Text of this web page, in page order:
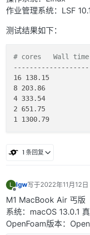
作业管理系统：LSF
测试结果如下：
# cores   Wall
16 138.15
8 203.86
4 333.54
2 651.75
1 条回复
L
离线
lgw写于2022年11月12
最后由 编辑
M1 MacBook Air 丐版
系统：macOS 13.0.1
OpenFoam版本：